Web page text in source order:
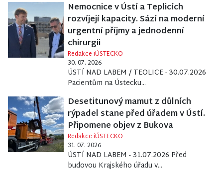
Nemocnice v Ústí a Teplicích
rozvíjejí kapacity. Sází na moderní
urgentní příjmy a jednodenní
chirurgii
Redakce iÚSTECKO
30. 07. 2026
ÚSTÍ NAD LABEM / TEOLICE - 30.07.2026
Pacientům na Ústecku...
Desetitunový mamut z důlních
rýpadel stane před úřadem v Ústí.
Připomene objev z Bukova
Redakce iÚSTECKO
31. 07. 2026
ÚSTÍ NAD LABEM - 31.07.2026 Před
budovou Krajského úřadu v...